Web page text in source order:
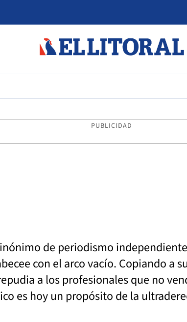
PUBLICIDAD
de periodismo
con el arco vacío. Copiando a
a los profesionales que no
es hoy un propósito de la